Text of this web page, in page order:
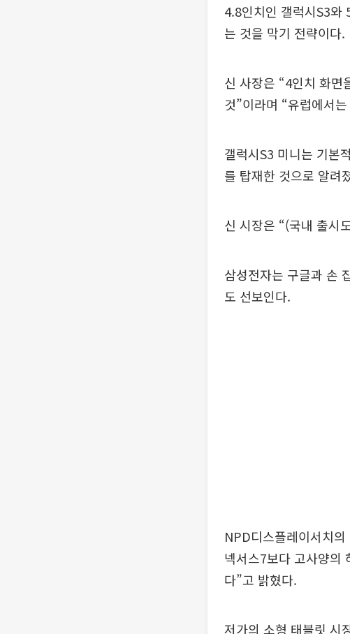
4.8인치인 갤럭시S3와
는 것을 막기 전략이다.
신 사장은 “4인치 화면
것”이라며 “유럽에서
갤럭시S3 미니는 기본
를 탑재한 것으로 알려
신 시장은 “(국내 출시
삼성전자는 구글과 손
도 선보인다.
NPD디스플레이서치
넥서스7보다 고사양의
다”고 밝혔다.
저가의 소형 태블릿 시